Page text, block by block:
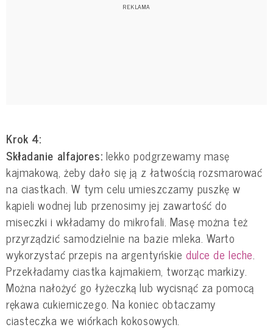
Krok 4:
Składanie alfajores: lekko podgrzewamy masę
kajmakową, żeby dało się ją z łatwością rozsmarować
na ciastkach. W tym celu umieszczamy puszkę w
kąpieli wodnej lub przenosimy jej zawartość do
miseczki i wkładamy do mikrofali. Masę można też
przyrządzić samodzielnie na bazie mleka. Warto
wykorzystać przepis na argentyńskie dulce de leche.
Przekładamy ciastka kajmakiem, tworząc markizy.
Można nałożyć go łyżeczką lub wycisnąć za pomocą
rękawa cukierniczego. Na koniec obtaczamy
ciasteczka we wiórkach kokosowych.